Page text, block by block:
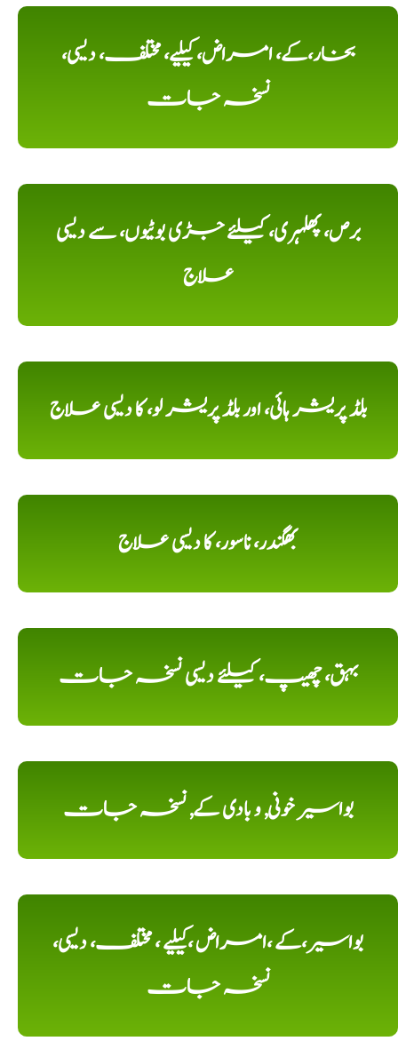
بخار،کے، امراض، کیلیے، مختلف، دیسی،
نسخہ جات
برص، پھلہری، کیلئے جڑی بوٹیوں، سے دیسی
علاج
بلڈ پریشر ہائی، اور بلڈ پریشر لو، کا دیسی علاج
بھگندر، ناسور، کا دیسی علاج
بہق، چھیپ، کیلئے دیسی نسخہ جات
بواسیر خونی, و بادی کے, نسخہ جات
بواسیر،کے ،امراض ،کیلیے ، مختلف، دیسی،
نسخہ جات